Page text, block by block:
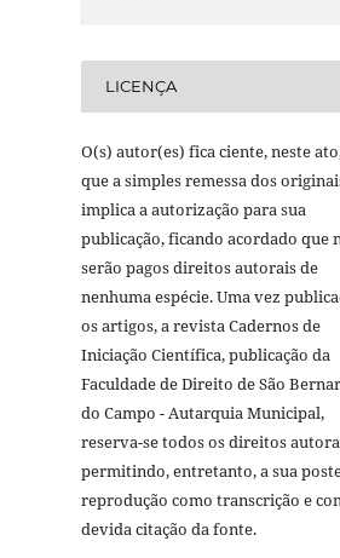
LICENÇA
O(s) autor(es) fica ciente, neste
que a simples remessa dos
implica a autorização para sua
publicação, ficando acordado que
serão pagos direitos autorais de
nenhuma espécie. Uma vez
os artigos, a revista Cadernos de
Iniciação Científica, publicação da
Faculdade de Direito de São
do Campo - Autarquia Municipal,
reserva-se todos os direitos
permitindo, entretanto, a sua
reprodução como transcrição e
devida citação da fonte.